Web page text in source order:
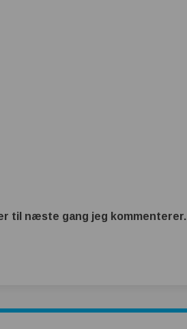
til næste gang jeg kommenterer.